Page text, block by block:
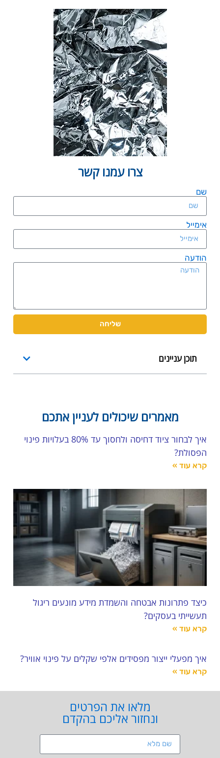
צרו עמנו קשר
שם
אימייל
הודעה
שליחה
תוכן עניינים
מאמרים שיכולים לעניין אתכם
איך לבחור ציוד דחיסה ולחסוך עד 80% בעלויות פינוי
הפסולת?
קרא עוד »
כיצד פתרונות אבטחה והשמדת מידע מונעים ריגול
תעשייתי בעסקים?
קרא עוד »
איך מפעלי ייצור מפסידים אלפי שקלים על פינוי אוויר?
קרא עוד »
מלאו את הפרטים
ונחזור אליכם בהקדם